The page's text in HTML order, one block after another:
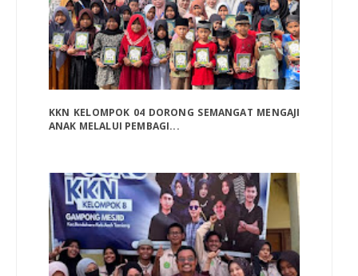
KKN KELOMPOK 04 DORONG SEMANGAT MENGAJI
ANAK MELALUI PEMBAGI...